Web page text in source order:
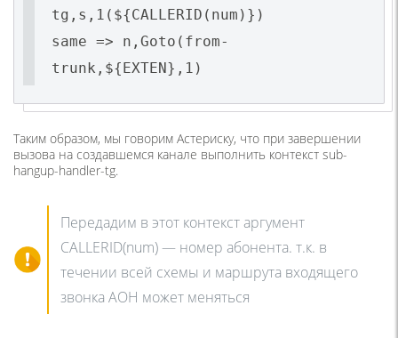
tg,s,1(${CALLERID(num)})
same => n,Goto(from-
trunk,${EXTEN},1)
Таким образом, мы говорим Астериску, что при завершении
вызова на создавшемся канале выполнить контекст sub-
hangup-handler-tg.
Передадим в этот контекст аргумент
CALLERID(num) — номер абонента. т.к. в
течении всей схемы и маршрута входящего
звонка АОН может меняться